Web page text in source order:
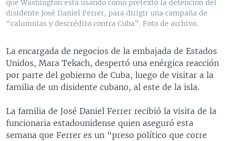
CIENCIA Y SALUD
VISIÓN 360
LAS CLAVES
AUDIONOTICIAS
BUENOS DÍAS AMÉRICA
EL MUNDO AL DÍA [RADIO]
FORO [RADIO]
DEPORTIVO INTERNACIONAL
NOTA ECONÓMICA
ENTRETENIMIENTO
DOCUMENTALES DE LA VOA
Learning English
SÍGANOS
que Washington está usando como pretexto la detención del
disidente José Daniel Ferrer, para dirigir una campaña de
“calumnias y descrédito contra Cuba”. Foto de archivo.
La encargada de negocios de la embajada de Estados
Unidos, Mara Tekach, despertó una enérgica reacción
por parte del gobierno de Cuba, luego de visitar a la
familia de un disidente cubano, al este de la isla.
La familia de José Daniel Ferrer recibió la visita de la
funcionaria estadounidense quien aseguró esta
semana que Ferrer es un “preso político que corre